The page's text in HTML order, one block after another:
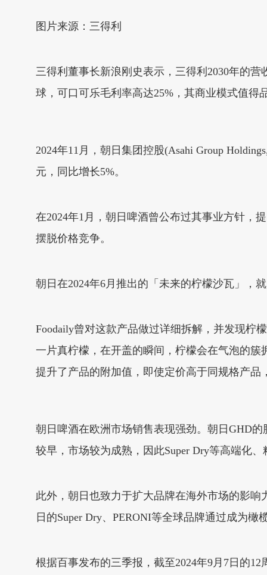
图片来源：三得利
三得利董事长新浪刚史表示，三得利2030年的
球，可口可乐毛利率高达25%，其商业模式值得
2024年11月，朝日集团控股(Asahi Group
元，同比增长5%。
在2024年1月，朝日啤酒曾公布过其事业方针，
摆脱价格竞争。
朝日在2024年6月推出的「未来的柠檬沙瓦」，
Foodaily曾对这款产品做过详细拆解，并发现柠
一片真柠檬，在开盖的瞬间，柠檬会在气泡的
提升了产品的附加值，即使定价高于同规格产
朝日啤酒在欧洲市场销售表现强劲。朝日GHD
较早，市场较为成熟，因此Super Dry等高端化
此外，朝日也致力于扩大品牌在海外市场的影
日的Super Dry、PERONI等全球品牌通过成为
根据百事发布的三季报，截至2024年9月7日的